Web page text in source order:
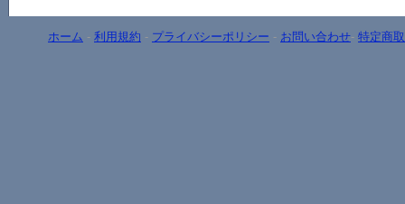
ホーム - 利用規約 - プライバシーポリシー - お問い合わせ- 特定商